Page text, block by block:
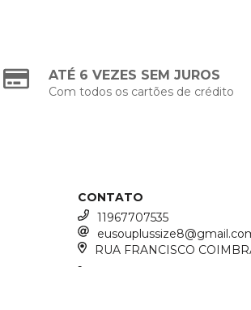
ATÉ 6 VEZES SEM JUROS
Com todos os cartões de crédito
CONTATO
11967707535
RUA FRANCISCO
-